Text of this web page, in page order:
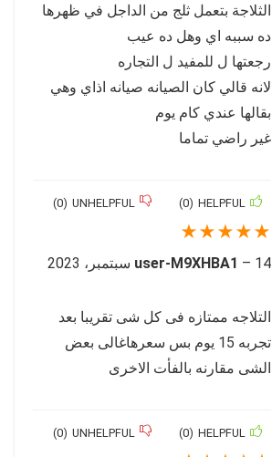
الثلاجة بتعمل ثلج من الداجل في ظهرها
ده سببه اي وهل ده عيب
رجعتها ل للمفيد ل التجاره
لانه قالي كان الصيانه صيانه اذاي وهي
بقالها عندي كام يوم
غير راضي تماما
HELPFUL
(
0
)
UNHELPFUL
(
0
)
★
★
★
★
★
user-M9XHBA1 – 14 سبتمبر، 2023
التلاجه ممتازه فى كل شى تقريبا بعد
تجربه 15 يوم بس سعرهاغالى بعض
الشى مقارنه بالفأت الاخرى
HELPFUL
(
0
)
UNHELPFUL
(
0
)